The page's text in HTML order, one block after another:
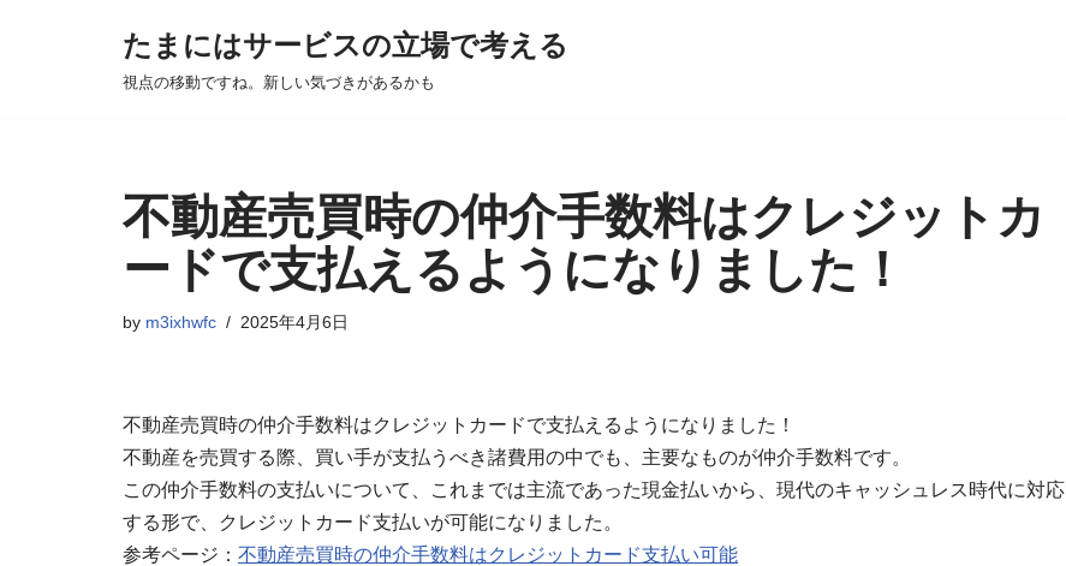
たまにはサービスの立場で考える
視点の移動ですね。新しい気づきがあるかも
不動産売買時の仲介手数料はクレジットカ
ードで支払えるようになりました！
by m3ixhwfc 2025年4月6日
不動産売買時の仲介手数料はクレジットカードで支払えるようになりました！
不動産を売買する際、買い手が支払うべき諸費用の中でも、主要なものが仲介手数料です。
この仲介手数料の支払いについて、これまでは主流であった現金払いから、現代のキャッシュレス時代に対応
する形で、クレジットカード支払いが可能になりました。
参考ページ： 不動産売買時の仲介手数料はクレジットカード支払い可能